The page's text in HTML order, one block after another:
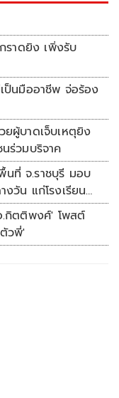
กราดยิง เพิ่งรับ
ป็นมืออาชีพ จ่อร้อง
ผู้บาดเจ็บเหตุยิง
ร่วมบริจาค
ที่ จ.ราชบุรี มอบ
งวัน แก่โรงเรียน
.กิตติพงศ์' โพสต์
วพี่'